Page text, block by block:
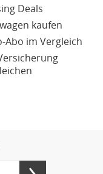
Deals
kaufen
Abo im Vergleich